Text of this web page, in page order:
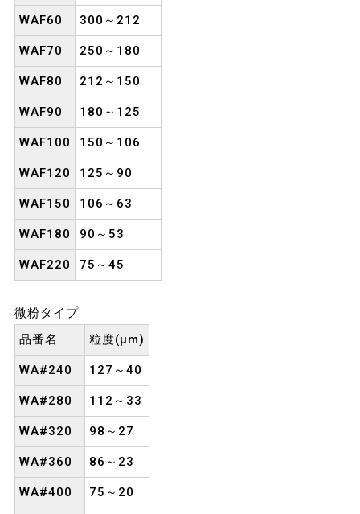
WAF60 300～212
WAF70 250～180
WAF80 212～150
WAF90 180～125
WAF100 150～106
WAF120 125～90
WAF150 106～63
WAF180 90～53
WAF220 75～45
微粉タイプ
品番名
粒度(μm)
WA#240 127～40
WA#280 112～33
WA#320 98～27
WA#360 86～23
WA#400 75～20